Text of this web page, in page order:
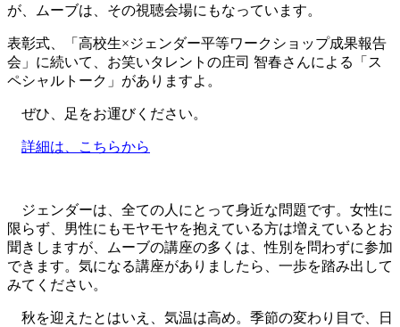
が、ムーブは、その視聴会場にもなっています。
表彰式、「高校生×ジェンダー平等ワークショップ成果報告
会」に続いて、お笑いタレントの庄司 智春さんによる「ス
ペシャルトーク」がありますよ。
ぜひ、足をお運びください。
詳細は、こちらから
ジェンダーは、全ての人にとって身近な問題です。女性に
限らず、男性にもモヤモヤを抱えている方は増えているとお
聞きしますが、ムーブの講座の多くは、性別を問わずに参加
できます。気になる講座がありましたら、一歩を踏み出して
みてください。
秋を迎えたとはいえ、気温は高め。季節の変わり目で、日